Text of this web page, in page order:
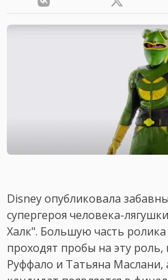
Disney опубликовала
супергероя человека-
Халк". Большую часть
проходят пробы на эту
Руффало и Татьяна